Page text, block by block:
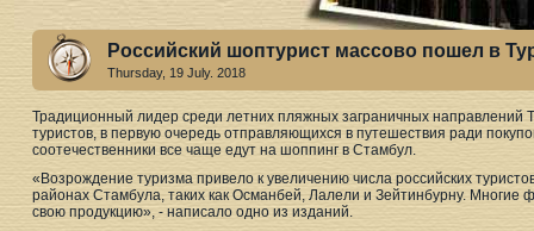
Российский шоптурист массово пошел в
Thursday, 19 July. 2018
Традиционный лидер среди летних пляжных заграничных направлений
туристов, в первую очередь отправляющихся в путешествия ради
соотечественники все чаще едут на шоппинг в Стамбул.
«Возрождение туризма привело к увеличению числа российских
районах Стамбула, таких как Османбей, Лалели и Зейтинбурну.
свою продукцию», - написало одно из изданий.